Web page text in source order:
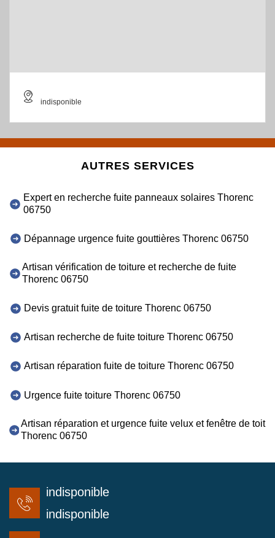
indisponible
AUTRES SERVICES
Expert en recherche fuite panneaux solaires Thorenc
06750
Dépannage urgence fuite gouttières Thorenc 06750
Artisan vérification de toiture et recherche de fuite
Thorenc 06750
Devis gratuit fuite de toiture Thorenc 06750
Artisan recherche de fuite toiture Thorenc 06750
Artisan réparation fuite de toiture Thorenc 06750
Urgence fuite toiture Thorenc 06750
Artisan réparation et urgence fuite velux et fenêtre de toit
Thorenc 06750
indisponible
indisponible